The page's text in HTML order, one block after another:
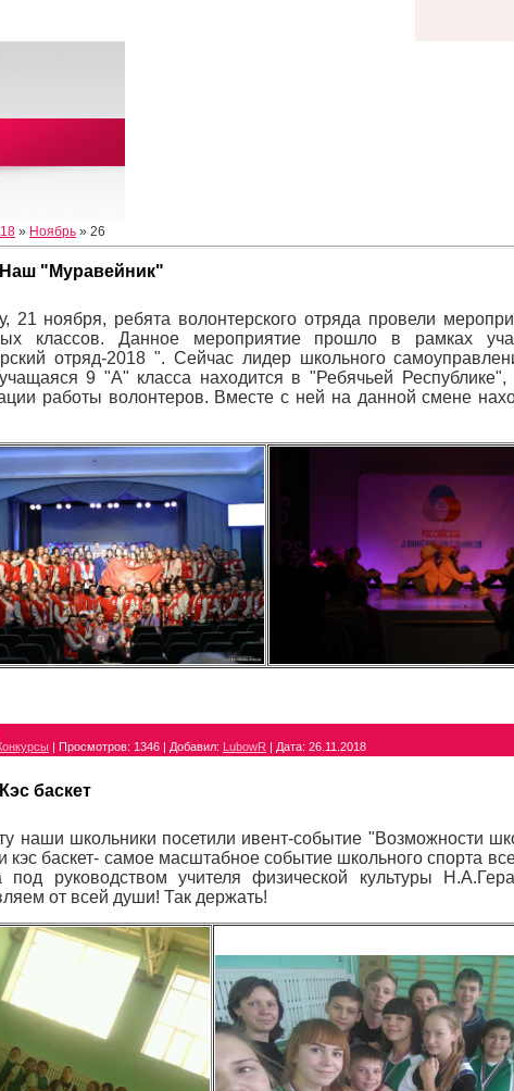
» Ноябрь » 26
Наш "Муравейник"
21 ноября, ребята волонтерского отряда провели
классов. Данное мероприятие прошло в рамках
отряд-2018 ". Сейчас лидер школьного
9 "А" класса находится в "Ребячьей
работы волонтеров. Вместе с ней на данной смене
Просмотров: 1346 Добавил: LubowR Дата: 26.11.2018
Кэс баскет
наши школьники посетили ивент-событие "Возможности
кэс баскет- самое масштабное событие школьного спорта
под руководством учителя физической культуры
от всей души! Так держать!